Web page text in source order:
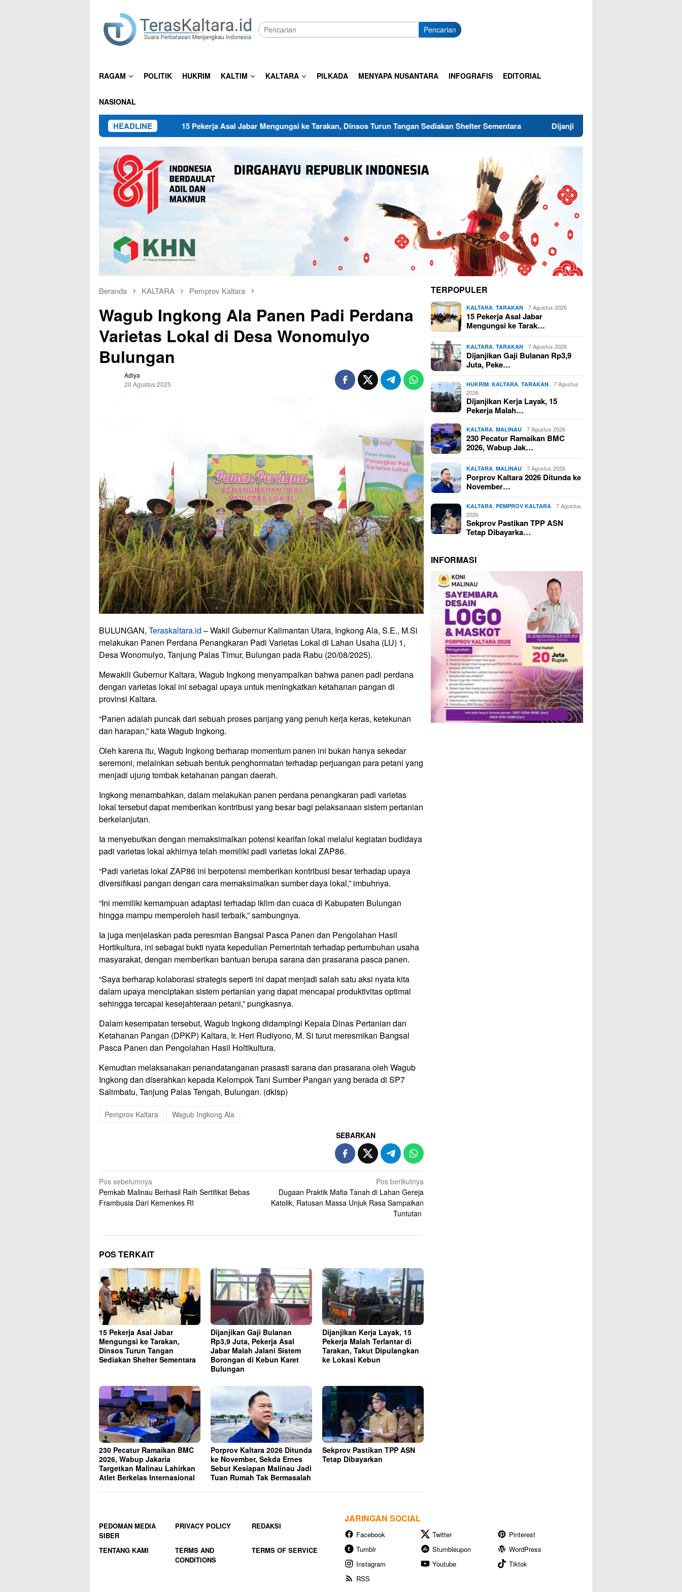
konten
Pencarian
RAGAM POLITIK HUKRIM KALTIM KALTARA PILKADA MENYAPA NUSANTARA INFOGRAFIS EDITORIAL
NASIONAL
HEADLINE
15 Pekerja Asal Jabar Mengungsi ke Tarakan, Dinsos Turun Tangan Sediakan Shelter Sementara Dijanjikan Gaji Bulanan Rp3,9 Juta, Pekerja Asal
Beranda KALTARA Pemprov Kaltara
Wagub Ingkong Ala Panen Padi Perdana
Varietas Lokal di Desa Wonomulyo
Bulungan
Adiya
20 Agustus 2025
BULUNGAN, Teraskaltara.id – Wakil Gubernur Kalimantan Utara, Ingkong Ala, S.E., M.Si
melakukan Panen Perdana Penangkaran Padi Varietas Lokal di Lahan Usaha (LU) 1,
Desa Wonomulyo, Tanjung Palas Timur, Bulungan pada Rabu (20/08/2025).
Mewakili Gubernur Kaltara, Wagub Ingkong menyampaikan bahwa panen padi perdana
dengan varietas lokal ini sebagai upaya untuk meningkatkan ketahanan pangan di
provinsi Kaltara.
“Panen adalah puncak dari sebuah proses panjang yang penuh kerja keras, ketekunan
dan harapan,” kata Wagub Ingkong.
Oleh karena itu, Wagub Ingkong berharap momentum panen ini bukan hanya sekedar
seremoni, melainkan sebuah bentuk penghormatan terhadap perjuangan para petani yang
menjadi ujung tombak ketahanan pangan daerah.
Ingkong menambahkan, dalam melakukan panen perdana penangkaran padi varietas
lokal tersebut dapat memberikan kontribusi yang besar bagi pelaksanaan sistem pertanian
berkelanjutan.
Ia menyebutkan dengan memaksimalkan potensi kearifan lokal melalui kegiatan budidaya
padi varietas lokal akhirnya telah memiliki padi varietas lokal ZAP86.
“Padi varietas lokal ZAP86 ini berpotensi memberikan kontribusi besar terhadap upaya
diversifikasi pangan dengan cara memaksimalkan sumber daya lokal,” imbuhnya.
“Ini memiliki kemampuan adaptasi terhadap iklim dan cuaca di Kabupaten Bulungan
hingga mampu memperoleh hasil terbaik,” sambungnya.
Ia juga menjelaskan pada peresmian Bangsal Pasca Panen dan Pengolahan Hasil
Hortikultura, ini sebagai bukti nyata kepedulian Pemerintah terhadap pertumbuhan usaha
masyarakat, dengan memberikan bantuan berupa sarana dan prasarana pasca panen.
“Saya berharap kolaborasi strategis seperti ini dapat menjadi salah satu aksi nyata kita
dalam upaya menciptakan sistem pertanian yang dapat mencapai produktivitas optimal
sehingga tercapai kesejahteraan petani,” pungkasnya.
Dalam kesempatan tersebut, Wagub Ingkong didampingi Kepala Dinas Pertanian dan
Ketahanan Pangan (DPKP) Kaltara, Ir. Heri Rudiyono, M. Si turut meresmikan Bangsal
Pasca Panen dan Pengolahan Hasil Holtikultura.
Kemudian melaksanakan penandatanganan prasasti sarana dan prasarana oleh Wagub
Ingkong dan diserahkan kepada Kelompok Tani Sumber Pangan yang berada di SP7
Salimbatu, Tanjung Palas Tengah, Bulungan. (dkisp)
Pemprov Kaltara Wagub Ingkong Ala
SEBARKAN
Navigasi
pos
Pos sebelumnya
Pemkab Malinau Berhasil Raih Sertifikat Bebas
Frambusia Dari Kemenkes RI
Pos berikutnya
Dugaan Praktik Mafia Tanah di Lahan Gereja
Katolik, Ratusan Massa Unjuk Rasa Sampaikan
Tuntutan
POS TERKAIT
15 Pekerja Asal Jabar
Mengungsi ke Tarakan,
Dinsos Turun Tangan
Sediakan Shelter Sementara
Dijanjikan Gaji Bulanan
Rp3,9 Juta, Pekerja Asal
Jabar Malah Jalani Sistem
Borongan di Kebun Karet
Bulungan
Dijanjikan Kerja Layak, 15
Pekerja Malah Terlantar di
Tarakan, Takut Dipulangkan
ke Lokasi Kebun
230 Pecatur Ramaikan BMC
2026, Wabup Jakaria
Targetkan Malinau Lahirkan
Atlet Berkelas Internasional
Porprov Kaltara 2026 Ditunda
ke November, Sekda Ernes
Sebut Kesiapan Malinau Jadi
Tuan Rumah Tak Bermasalah
Sekprov Pastikan TPP ASN
Tetap Dibayarkan
TERPOPULER
KALTARA ,TARAKAN 7 Agustus 2026
15 Pekerja Asal Jabar
Mengungsi ke Tarak…
KALTARA ,TARAKAN 7 Agustus 2026
Dijanjikan Gaji Bulanan Rp3,9
Juta, Peke…
HUKRIM ,KALTARA ,TARAKAN
7 Agustus
2026
Dijanjikan Kerja Layak, 15
Pekerja Malah…
KALTARA ,MALINAU 7 Agustus 2026
230 Pecatur Ramaikan BMC
2026, Wabup Jak…
KALTARA ,MALINAU 7 Agustus 2026
Porprov Kaltara 2026 Ditunda ke
November…
KALTARA ,PEMPROV KALTARA
7 Agustus
2026
Sekprov Pastikan TPP ASN
Tetap Dibayarka…
INFORMASI
PEDOMAN MEDIA
SIBER
PRIVACY POLICY REDAKSI
TENTANG KAMI
TERMS AND
CONDITIONS
TERMS OF SERVICE
JARINGAN SOCIAL
Facebook Twitter
Pinterest
Tumblr
Stumbleupon
WordPress
Instagram
Youtube
Tiktok
RSS